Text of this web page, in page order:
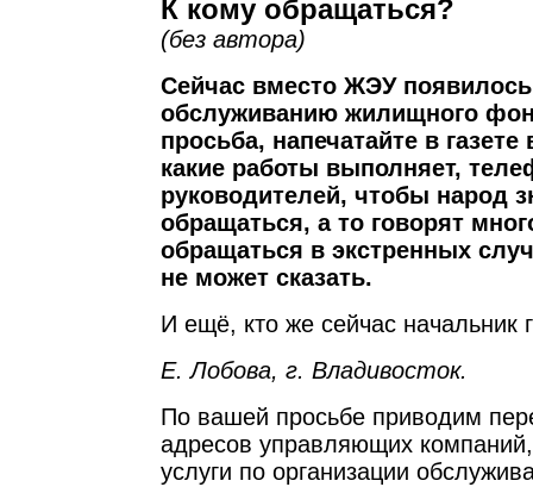
К кому обращаться?
(без автора)
Сейчас вместо ЖЭУ
обслуживанию жилищного
просьба, напечатайте в
какие работы выполняет,
руководителей, чтобы народ
обращаться, а то говорят
обращаться в экстренных
не может сказать.
И ещё, кто же сейчас начальник
Е. Лобова, г. Владивосток.
По вашей просьбе приводим
адресов управляющих
услуги по организации